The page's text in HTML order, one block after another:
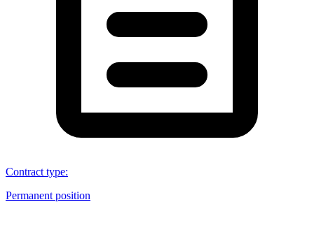
Contract type:
Permanent position